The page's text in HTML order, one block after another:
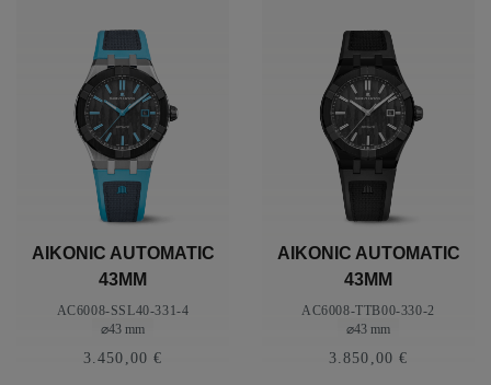
AIKONIC AUTOMATIC
43MM
AC6008-SSL40-331-4
⌀43 mm
3.450,00 €
AIKONIC AUTOMATIC
43MM
AC6008-TTB00-330-2
⌀43 mm
3.850,00 €